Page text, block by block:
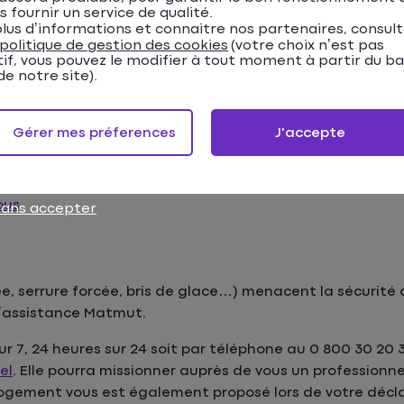
contre le vol et lecambriolage , vous devez
du moment où vous avez eu connaissance de
à votre assureur peut être réalisée via
.
serrure forcée, bris de glace…) menacent la sécurité
Matmut.
7, 24 heures sur 24 soit par téléphone au 0 800 30 20
. Elle pourra missionner auprès de vous un
vous est également proposé lors de votre
fournir un service de qualité.
d’informations et connaitre nos partenaires,
politique de gestion des cookies (votre choix n’est pas
vous pouvez le modifier à tout moment à partir du
notre site).
accepter
Gérer mes préferences J'accepte